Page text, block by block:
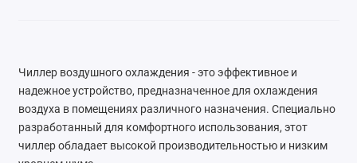
Чиллер воздушного охлаждения - это эффективное и
надежное устройство, предназначенное для охлаждения
воздуха в помещениях различного назначения. Специально
разработанный для комфортного использования, этот
чиллер обладает высокой производительностью и низким